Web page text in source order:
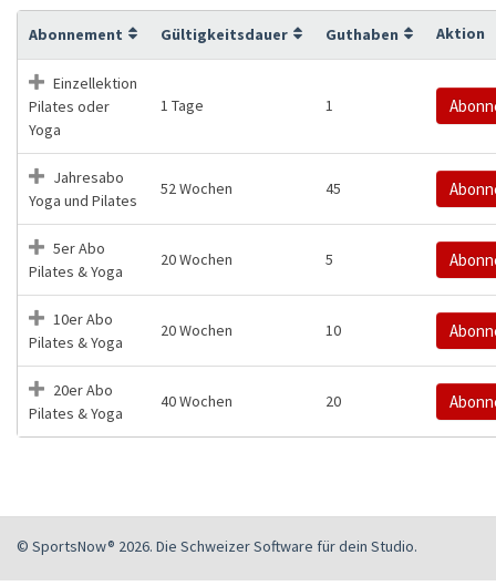
Abonnement Gültigkeitsdauer Guthaben Aktion
Einzellektion
Pilates oder
Yoga
1 Tage 1
Jahresabo
Yoga und Pilates
52 Wochen 45
5er Abo
Pilates & Yoga
20 Wochen 5
10er Abo
Pilates & Yoga
20 Wochen 10
20er Abo
Pilates & Yoga
40 Wochen 20
© SportsNow® 2026. Die Schweizer Software für dein Studio.